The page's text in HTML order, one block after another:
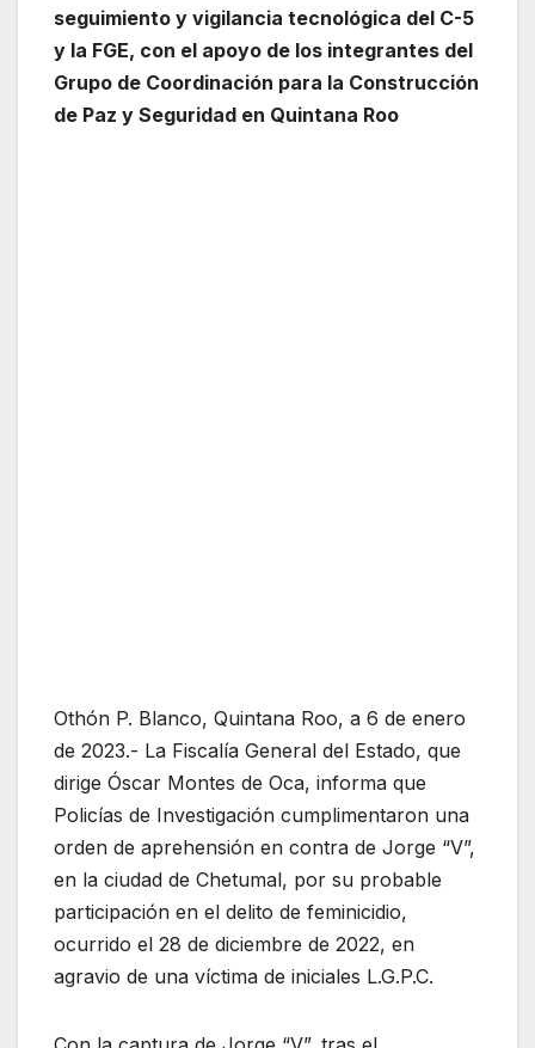
seguimiento y vigilancia tecnológica del C-5
y la FGE, con el apoyo de los integrantes del
Grupo de Coordinación para la Construcción
de Paz y Seguridad en Quintana Roo
Othón P. Blanco, Quintana Roo, a 6 de enero
de 2023.- La Fiscalía General del Estado, que
dirige Óscar Montes de Oca, informa que
Policías de Investigación cumplimentaron una
orden de aprehensión en contra de Jorge “V”,
en la ciudad de Chetumal, por su probable
participación en el delito de feminicidio,
ocurrido el 28 de diciembre de 2022, en
agravio de una víctima de iniciales L.G.P.C.